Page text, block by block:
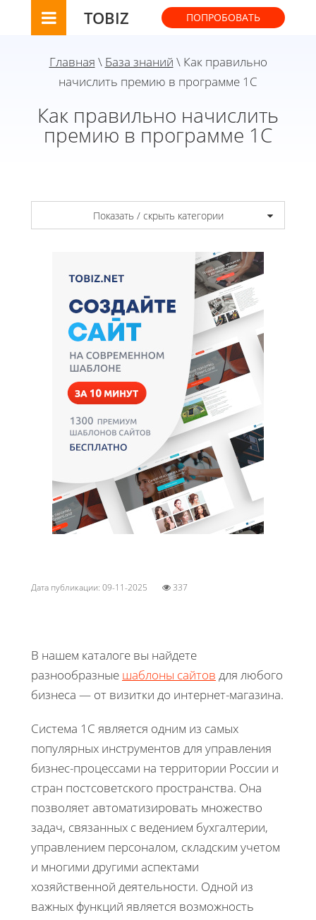
TOBIZ ПОПРОБОВАТЬ
Главная \ База знаний \ Как правильно
начислить премию в программе 1С
Как правильно начислить
премию в программе 1С
Показать / скрыть категории
Дата публикации: 09-11-2025 337
В нашем каталоге вы найдете
разнообразные шаблоны сайтов для любого
бизнеса — от визитки до интернет-магазина.
Система 1С является одним из самых
популярных инструментов для управления
бизнес-процессами на территории России и
стран постсоветского пространства. Она
позволяет автоматизировать множество
задач, связанных с ведением бухгалтерии,
управлением персоналом, складским учетом
и многими другими аспектами
хозяйственной деятельности. Одной из
важных функций является возможность